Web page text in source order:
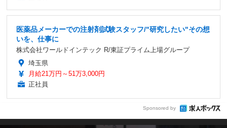
医薬品メーカーでの注射剤試験スタッフ/"研究したい"その想
いを、仕事に
株式会社ワールドインテック R/東証プライム上場グループ
埼玉県
月給21万円～51万3,000円
正社員
Sponsored by